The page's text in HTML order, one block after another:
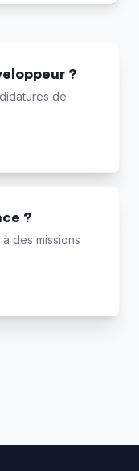
?
de
?
des missions